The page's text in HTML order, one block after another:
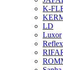
K-
LD
Luxor
Reflex